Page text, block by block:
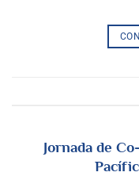
Jornada de